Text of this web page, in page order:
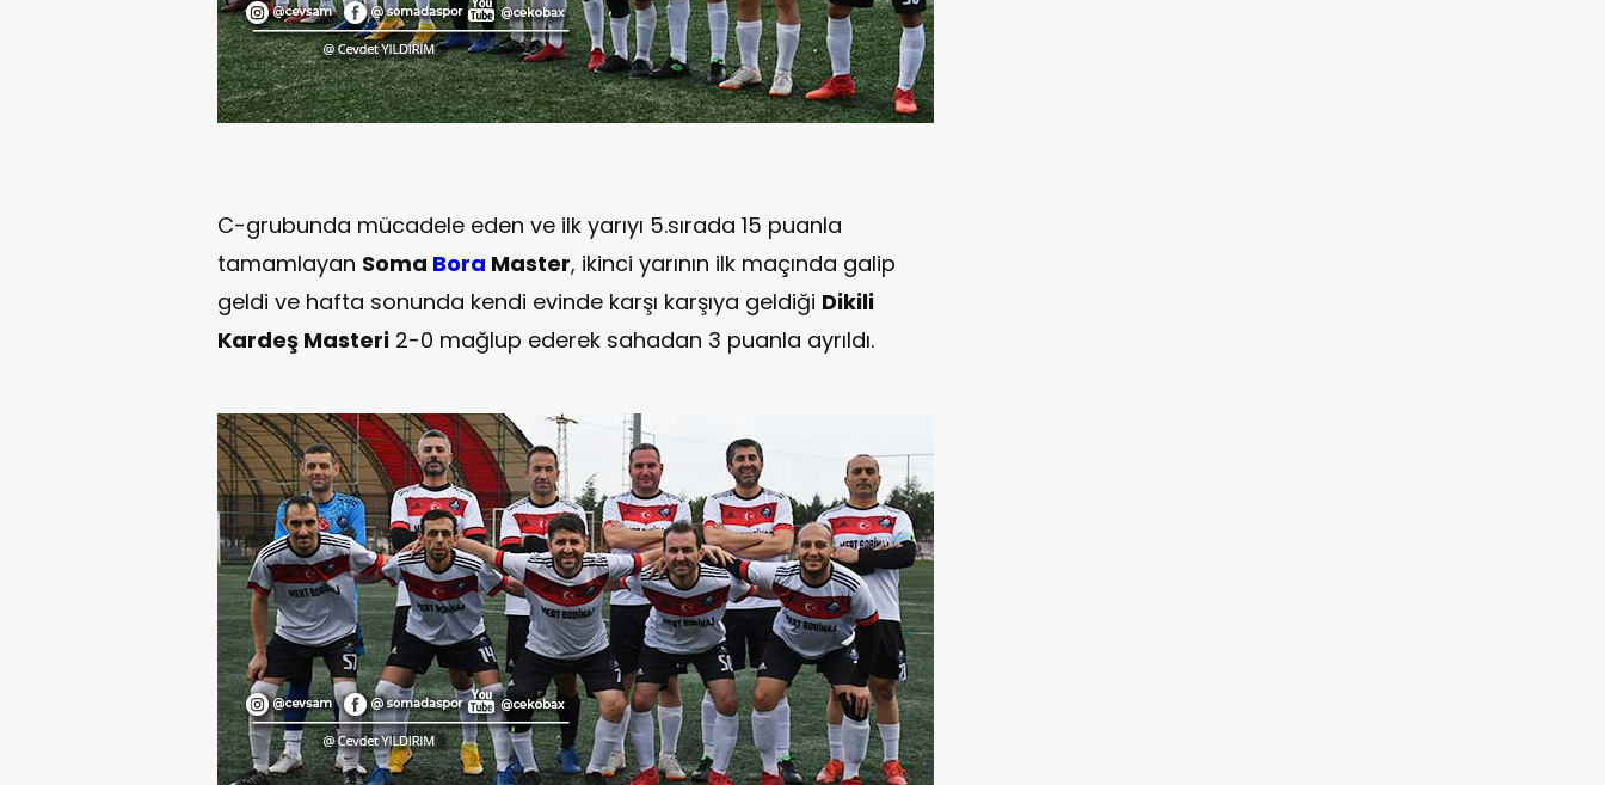
C-grubunda mücadele eden ve ilk yarıyı 5.sırada 15 puanla
tamamlayan Soma Bora Master, ikinci yarının ilk maçında galip
geldi ve hafta sonunda kendi evinde karşı karşıya geldiği Dikili
Kardeş Masteri 2-0 mağlup ederek sahadan 3 puanla ayrıldı.